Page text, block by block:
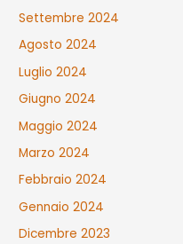
Settembre 2024
Agosto 2024
Luglio 2024
Giugno 2024
Maggio 2024
Marzo 2024
Febbraio 2024
Gennaio 2024
Dicembre 2023